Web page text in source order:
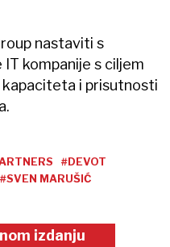
nastaviti s
kompanije s ciljem
i prisutnosti
#DEVOT
#SVEN MARUŠIĆ
izdanju